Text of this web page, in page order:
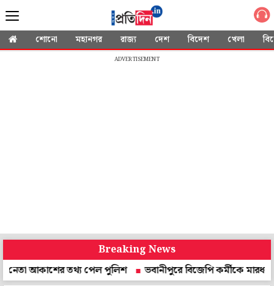
শোনো মহানগর রাজ্য দেশ বিদেশ খেলা
ADVERTISEMENT
Breaking News
আকাশের তথ্য পেল পুলিশ
ভবানীপুরে বিজেপি কর্মীকে মারধর,